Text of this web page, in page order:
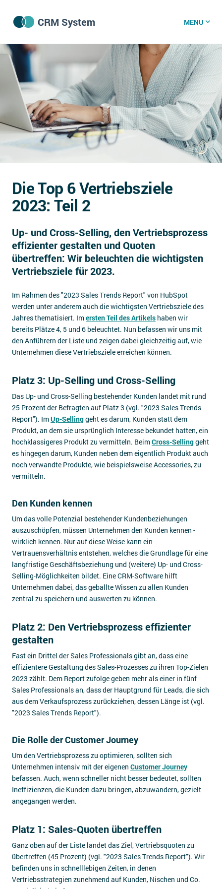
CRM System
CRM Software
CRM Wissenszentrum
CRM News
Was ist CRM?
Offene Stellen bei CRM-Lieferanten
Über uns
Impressum
Kontakt
MENU
Die Top 6 Vertriebsziele
2023: Teil 2
Up- und Cross-Selling, den Vertriebsprozess
effizienter gestalten und Quoten
übertreffen: Wir beleuchten die wichtigsten
Vertriebsziele für 2023.
Im Rahmen des "2023 Sales Trends Report" von HubSpot
werden unter anderem auch die wichtigsten Vertriebsziele des
Jahres thematisiert. Imersten Teil des Artikels haben wir
bereits Plätze 4, 5 und 6 beleuchtet. Nun befassen wir uns mit
den Anführern der Liste und zeigen dabei gleichzeitig auf, wie
Unternehmen diese Vertriebsziele erreichen können.
Platz 3: Up-Selling und Cross-Selling
Das Up- und Cross-Selling bestehender Kunden landet mit rund
25 Prozent der Befragten auf Platz 3 (vgl. "2023 Sales Trends
Report"). ImUp-Sellinggeht es darum, Kunden statt dem
Produkt, an dem sie ursprünglich Interesse bekundet hatten, ein
hochklassigeres Produkt zu vermitteln. BeimCross-Sellinggeht
es hingegen darum, Kunden neben dem eigentlich Produkt auch
noch verwandte Produkte, wie beispielsweise Accessories, zu
vermitteln.
Den Kunden kennen
Um das volle Potenzial bestehender Kundenbeziehungen
auszuschöpfen, müssen Unternehmen den Kunden kennen -
wirklich kennen. Nur auf diese Weise kann ein
Vertrauensverhältnis entstehen, welches die Grundlage für eine
langfristige Geschäftsbeziehung und (weitere) Up- und Cross-
Selling-Möglichkeiten bildet. Eine CRM-Software hilft
Unternehmen dabei, das geballte Wissen zu allen Kunden
zentral zu speichern und auswerten zu können.
Platz 2: Den Vertriebsprozess effizienter
gestalten
Fast ein Drittel der Sales Professionals gibt an, dass eine
effizientere Gestaltung des Sales-Prozesses zu ihren Top-Zielen
2023 zählt. Dem Report zufolge geben mehr als einer in fünf
Sales Professionals an, dass der Hauptgrund für Leads, die sich
aus dem Verkaufsprozess zurückziehen, dessen Länge ist (vgl.
"2023 Sales Trends Report").
Die Rolle der Customer Journey
Um den Vertriebsprozess zu optimieren, sollten sich
Unternehmen intensiv mit der eigenen Customer Journey
befassen. Auch, wenn schneller nicht besser bedeutet, sollten
Ineffizienzen, die Kunden dazu bringen, abzuwandern, gezielt
angegangen werden.
Platz 1: Sales-Quoten übertreffen
Ganz oben auf der Liste landet das Ziel, Vertriebsquoten zu
übertreffen (45 Prozent) (vgl. "2023 Sales Trends Report"). Wir
befinden uns in schnelllebigen Zeiten, in denen
Vertriebsstrategien zunehmend auf Kunden, Nischen und Co.